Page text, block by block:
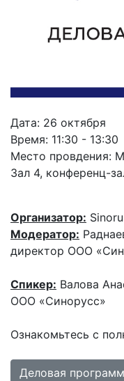
Дата: 26 октября
Время: 11:30 - 13:30
Место провдения:
Зал 4, конференц-
Организатор:
Модератор:
директор ООО
Спикер: Валова
ООО «Синорусс»
Ознакомьтесь с
Деловая